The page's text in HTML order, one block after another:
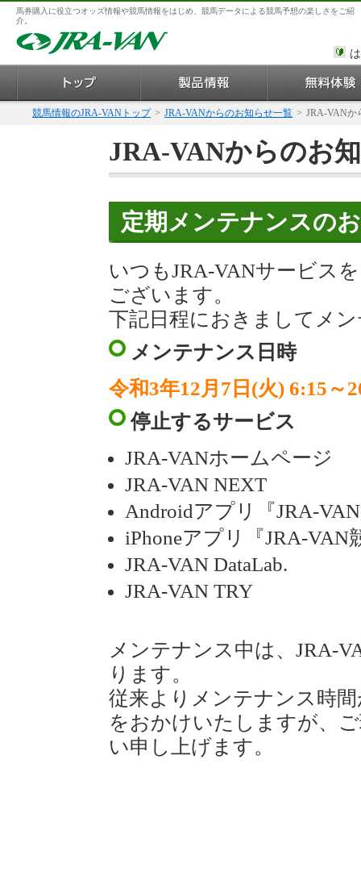
馬券購入に役立つオッズ情報や競馬情報をはじめ、競馬データによる競馬予想の楽しさをご紹
介。
競馬情報のJRA-VANトップ > JRA-VANからのお知らせ一覧 > JRA-VANか
JRA-VANからのお
定期メンテナンスの
いつもJRA-VANサービス
ございます。
下記日程におきましてメ
メンテナンス日時
令和3年12月7日(火) 6:15～
停止するサービス
JRA-VANホームページ
JRA-VAN NEXT
Androidアプリ『JRA-
iPhoneアプリ『JRA-VAN
JRA-VAN DataLab.
JRA-VAN TRY
メンテナンス中は、JRA-
ります。
従来よりメンテナンス時
をおかけいたしますが、
い申し上げます。